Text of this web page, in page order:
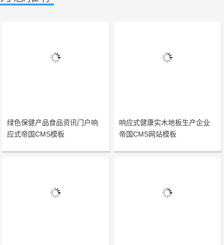
绿色保健产品食品资讯门户响
应式帝国CMS模板
响应式健康实木地板生产企业
帝国CMS网站模板